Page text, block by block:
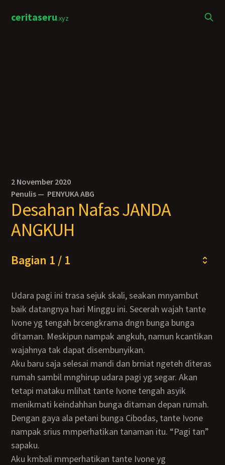
ceritaseru.xyz
2 November 2020
Penulis — PENYUKA ABG
Desahan Nafas JANDA
ANGKUH
Bagian 1 / 1
Udara pagi ini trasa sejuk skali, seakan mnyambut
baik datangnya hari Minggu ini. Secerah wajah tante
Ivone yg tengah brcengkrama dngn bunga bunga
ditaman. Meskipun nampak angkuh, namun kcantikan
wajahnya tak dapat disembunyikan.
Aku baru saja selesai mandi dan brniat ngeteh diteras
rumah sambil mnghirup udara pagi yg segar. Akan
tetapi mataku mlihat tante Ivone tengah asyik
menikmati keindahhan bunga ditaman depan rumah.
Dengan gaya ala petani bunga Cibodas, tante Ivone
nampak srius mmperhatikan tanaman itu. “Pagi tan”
sapaku.
Aku kmbali mmperhatikan tante Ivone yg